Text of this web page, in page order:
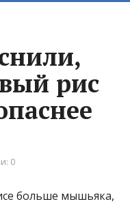
рис
0
больше мышьяка,